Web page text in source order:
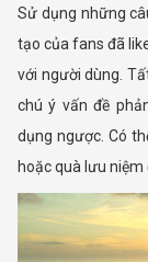
Sử dụng những
tạo của fans đã
với người dùng.
chú ý vấn đề
dụng ngược. Có
hoặc quà lưu